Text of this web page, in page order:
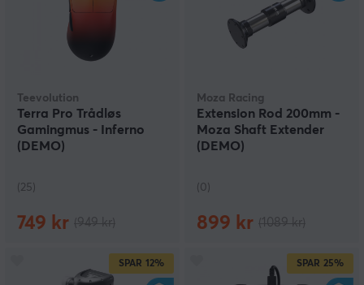
Teevolution
Terra Pro Trådløs
Gamingmus - Inferno
(DEMO)
(25)
749 kr
Moza Racing
Extension Rod 200mm -
Moza Shaft Extender
(DEMO)
(0)
899 kr
SPAR 12% SPAR 25%